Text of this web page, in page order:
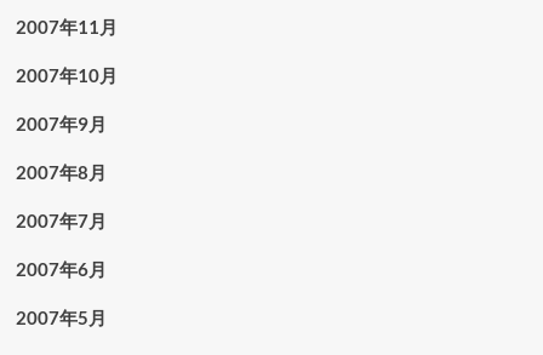
2007年11月
2007年10月
2007年9月
2007年8月
2007年7月
2007年6月
2007年5月